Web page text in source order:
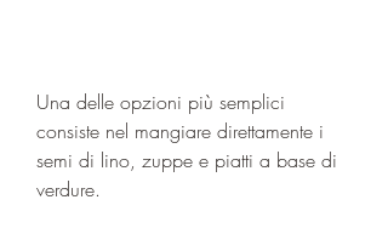
Una delle opzioni più semplici
consiste nel mangiare direttamente i
semi di lino, zuppe e piatti a base di
verdure.